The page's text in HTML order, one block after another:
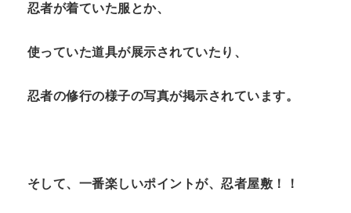
忍者が着ていた服とか、
使っていた道具が展示されていたり、
忍者の修行の様子の写真が掲示されています。
そして、一番楽しいポイントが、忍者屋敷！！